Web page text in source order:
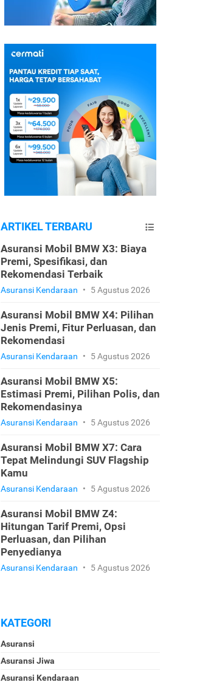
ARTIKEL TERBARU
Asuransi Mobil BMW X3: Biaya
Premi, Spesifikasi, dan
Rekomendasi Terbaik
Asuransi Kendaraan • 5 Agustus 2026
Asuransi Mobil BMW X4: Pilihan
Jenis Premi, Fitur Perluasan, dan
Rekomendasi
Asuransi Kendaraan • 5 Agustus 2026
Asuransi Mobil BMW X5:
Estimasi Premi, Pilihan Polis, dan
Rekomendasinya
Asuransi Kendaraan • 5 Agustus 2026
Asuransi Mobil BMW X7: Cara
Tepat Melindungi SUV Flagship
Kamu
Asuransi Kendaraan • 5 Agustus 2026
Asuransi Mobil BMW Z4:
Hitungan Tarif Premi, Opsi
Perluasan, dan Pilihan
Penyedianya
Asuransi Kendaraan • 5 Agustus 2026
KATEGORI
Asuransi
Asuransi Jiwa
Asuransi Kendaraan